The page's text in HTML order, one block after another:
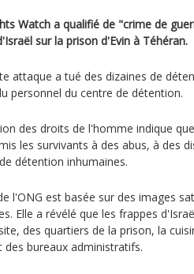
Watch a qualifié de "crime de
sur la prison d'Evin à Téhéran.
attaque a tué des dizaines de
personnel du centre de détention.
des droits de l'homme indique
les survivants à des abus, à des
détention inhumaines.
l'ONG est basée sur des images
Elle a révélé que les frappes
des quartiers de la prison, la
des bureaux administratifs.